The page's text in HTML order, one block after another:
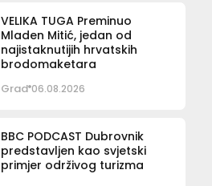
VELIKA TUGA Preminuo
Mladen Mitić, jedan od
najistaknutijih hrvatskih
brodomaketara
Grad 06.08.2026
BBC PODCAST Dubrovnik
predstavljen kao svjetski
primjer održivog turizma